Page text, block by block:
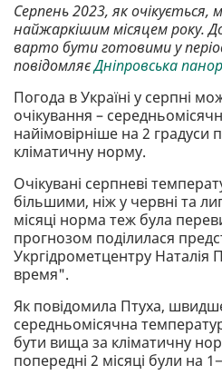
Серпень 2023, як
найжаркішим місяцем року.
варто бути готовими у
повідомляєДніпровська
Погода в Україні у серпні
очікування –
найімовірніше на 2
кліматичну норму.
Очікувані серпневі
більшими, ніж у червні та
місяці норма теж була
прогнозом поділилася
Укргідрометцентру
время".
Як повідомила Птуха,
середньомісячна
бути вища за кліматичну
попередні 2 місяці були на